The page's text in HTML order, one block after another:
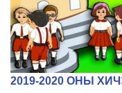
2019-2020 ОНЫ